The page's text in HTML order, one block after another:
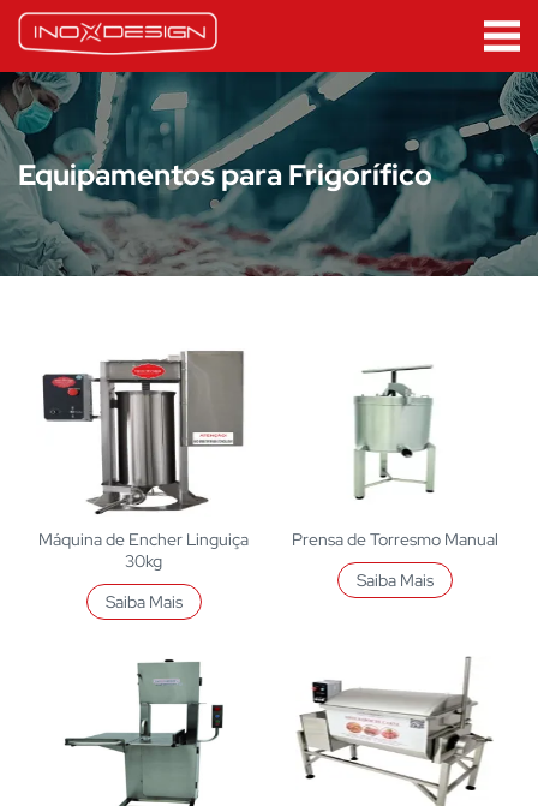
Equipamentos para Frigorífico
Máquina de Encher Linguiça
30kg
Saiba Mais
Prensa de Torresmo Manual
Saiba Mais